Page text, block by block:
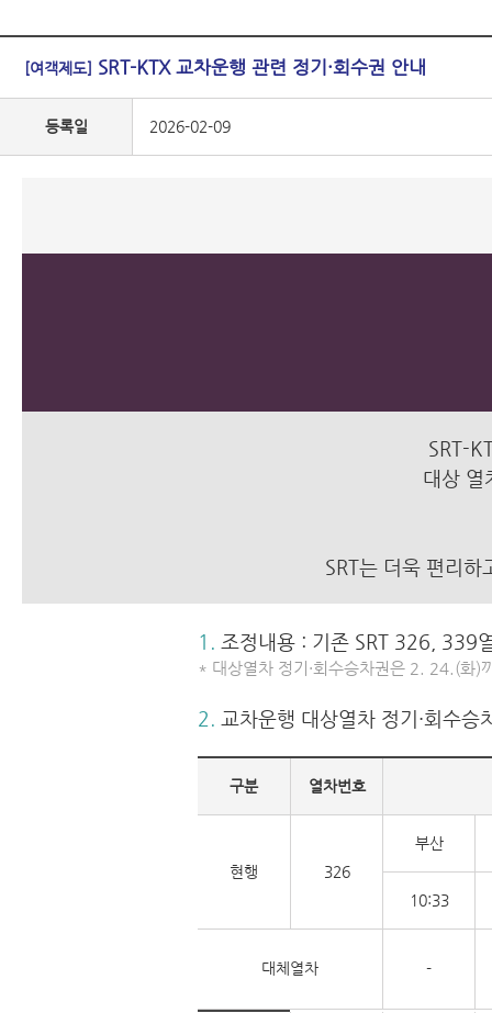
[여객제도] SRT-KTX 교차운행 관련 정기·회수권 안내
등록일 2026-02-09
SRT-
대상 열
SRT는 더욱 편리
1. 조정내용 : 기존 SRT 326, 339
* 대상열차 정기·회수승차권은 2. 24.(화)
2. 교차운행 대상열차 정기·회수승
구분 열차번호
현행 326
부산
10:33
대체열차 -